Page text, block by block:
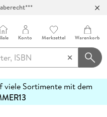
Konto Merkzettel Warenkorb
viele Sortimente mit dem